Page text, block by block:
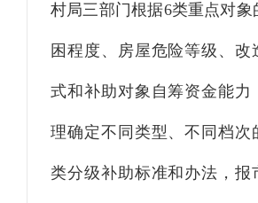
村局三部门根据6类重点对象
困程度、房屋危险等级、改
式和补助对象自筹资金能力
理确定不同类型、不同档次
类分级补助标准和办法，报